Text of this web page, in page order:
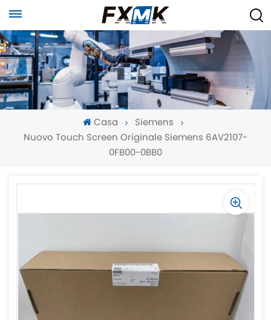
Casa
Siemens
Nuovo Touch Screen Originale Siemens 6AV2107-
0FB00-0BB0